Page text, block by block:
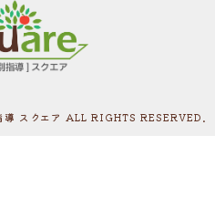
スクエア ALL RIGHTS RESERVED.